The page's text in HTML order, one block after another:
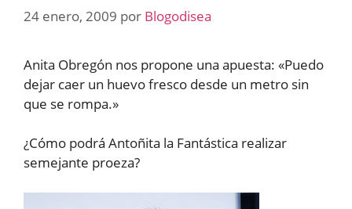
24 enero, 2009 por Blogodisea
Anita Obregón nos propone una apuesta: «Puedo
dejar caer un huevo fresco desde un metro sin
que se rompa.»
¿Cómo podrá Antoñita la Fantástica realizar
semejante proeza?